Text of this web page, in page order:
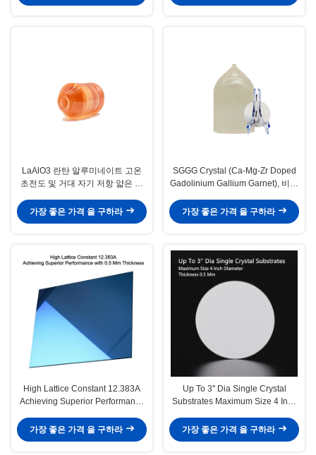
LaAlO3 란탄 알루미네이트 고온
초전도 및 거대 자기 저항 얇은 필
가장 좋은 가격 을 구하라
SGGG Crystal (Ca-Mg-Zr Doped
Gadolinium Gallium Garnet), 비스
에 특별히 적용되는 전문 기판 소재
가장 좋은 가격 을 구하라
High Lattice Constant 12.383A
Achieving Superior Performance
가장 좋은 가격 을 구하라
Up To 3'' Dia Single Crystal
Substrates Maximum Size 4 Inch
가장 좋은 가격 을 구하라